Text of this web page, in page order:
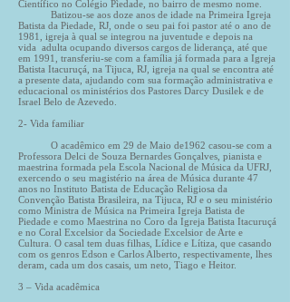
Científico no Colégio Pìedade, no bairro de mesmo nome.
Batizou-se aos doze anos de idade na Primeira Igreja
Batista da Piedade, RJ, onde o seu pai foi pastor até o ano de
1981, igreja à qual se integrou na juventude e depois na
vida adulta ocupando diversos cargos de liderança, até que
em 1991, transferiu-se com a família já formada para a Igreja
Batista Itacuruçá, na Tijuca, RJ, igreja na qual se encontra até
a presente data, ajudando com sua formação administrativa e
educacional os ministérios dos Pastores Darcy Dusilek e de
Israel Belo de Azevedo.
2- Vida familiar
O acadêmico em 29 de Maio de1962 casou-se com a
Professora Delci de Souza Bernardes Gonçalves, pianista e
maestrina formada pela Escola Nacional de Música da UFRJ,
exercendo o seu magistério na área de Música durante 47
anos no Instituto Batista de Educação Religiosa da
Convenção Batista Brasileira, na Tijuca, RJ e o seu ministério
como Ministra de Música na Primeira Igreja Batista de
Piedade e como Maestrina no Coro da Igreja Batista Itacuruçá
e no Coral Excelsior da Sociedade Excelsior de Arte e
Cultura. O casal tem duas filhas, Lídice e Lítiza, que casando
com os genros Edson e Carlos Alberto, respectivamente, lhes
deram, cada um dos casais, um neto, Tiago e Heitor.
3 – Vida acadêmica